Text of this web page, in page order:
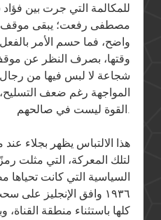
للمكالمة التي جرت بين
مصطفى رفعت؛ يبقى موقف
واضح، فما حسم الأمر
وقتها، بصرف النظر عن
شجاعة لا لبس فيها من
المواجهة رغم ضعف
هذا الالتباس يظهر بجلاء عند
لتلك المعركة، التي مثلت
السياسية التي كانت تحياها
١٩٣٦ وافق الإنجليز
كلها باستثناء منطقة